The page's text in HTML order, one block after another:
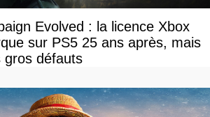
Evolved : la licence Xbox
sur PS5 25 ans après, mais
gros défauts